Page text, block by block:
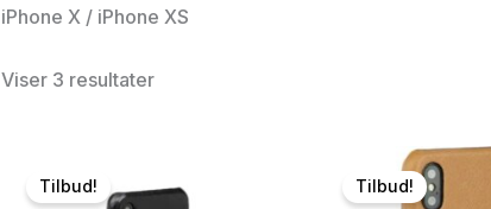
iPhone X / iPhone XS
Viser 3 resultater
Tilbud! Tilbud!